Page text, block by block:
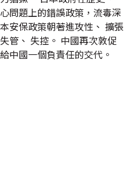
問題上的錯誤政策，流毒深
安保政策朝著進攻性、 擴張
管、 失控。 中國再次敦促
中國一個負責任的交代。